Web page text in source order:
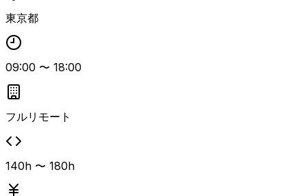
能なため、地方在住の方もご応募いただけます。
東京都
09:00 〜 18:00
フルリモート
140h 〜 180h